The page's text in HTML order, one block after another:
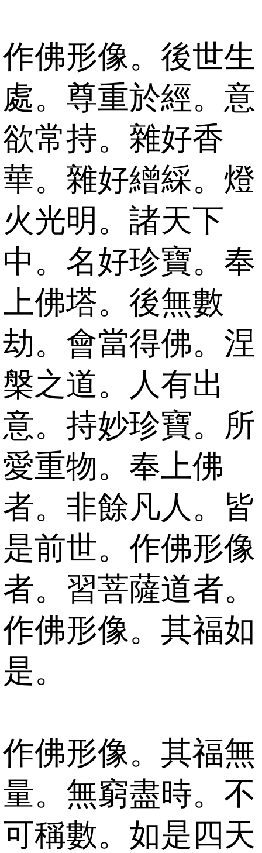
作佛形像。後世生
處。尊重於經。意
欲常持。雜好香
華。雜好繒綵。燈
火光明。諸天下
中。名好珍寶。奉
上佛塔。後無數
劫。會當得佛。涅
槃之道。人有出
意。持妙珍寶。所
愛重物。奉上佛
者。非餘凡人。皆
是前世。作佛形像
者。習菩薩道者。
作佛形像。其福如
是。
作佛形像。其福無
量。無窮盡時。不
可稱數。如是四天